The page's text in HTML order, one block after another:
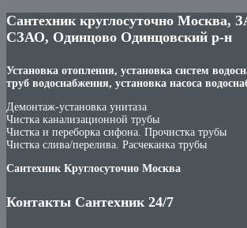
Сантехник круглосуточно
СЗАО, Одинцово Одинцовский р-н
Установка отопления, установка систем
труб водоснабжения, установка насоса
Демонтаж-установка унитаза
Чистка канализационной трубы
Чистка и переборка сифона. Прочистка трубы
Чистка слива/перелива. Расчеканка трубы
Сантехник Круглосуточно Москва
Контакты Сантехник 24/7